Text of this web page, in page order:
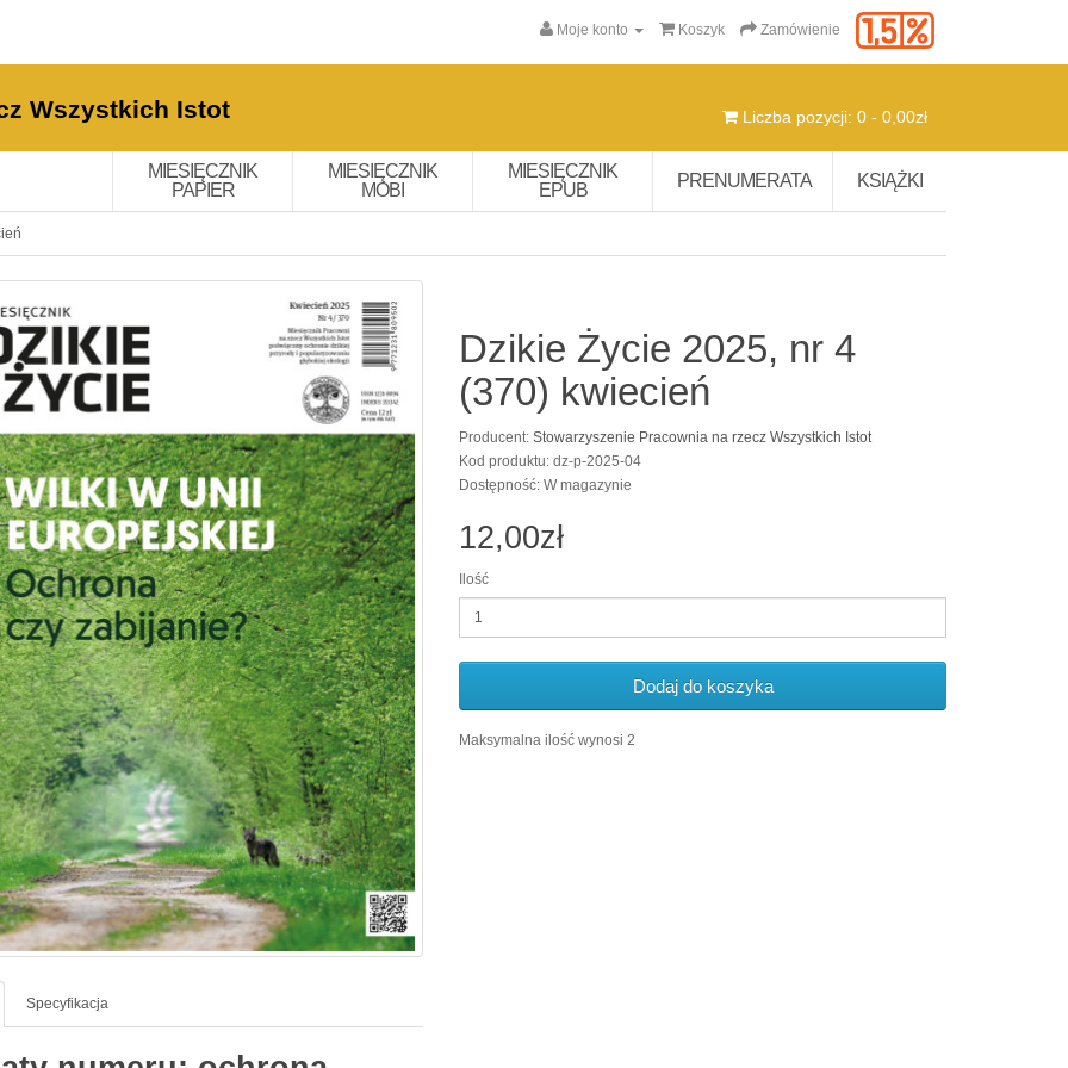
Moje konto Koszyk Zamówienie
Wszystkich Istot Liczba pozycji: 0 - 0,00zł
MIESIĘCZNIK
PAPIER
MIESIĘCZNIK
MOBI
MIESIĘCZNIK
EPUB
PRENUMERATA KSIĄŻKI
Specyfikacja
Dzikie Życie 2025, nr 4
(370) kwiecień
Producent:Stowarzyszenie Pracownia na rzecz Wszystkich Istot
Kod produktu: dz-p-2025-04
Dostępność: W magazynie
12,00zł
Ilość
Dodaj do koszyka
Maksymalna ilość wynosi 2